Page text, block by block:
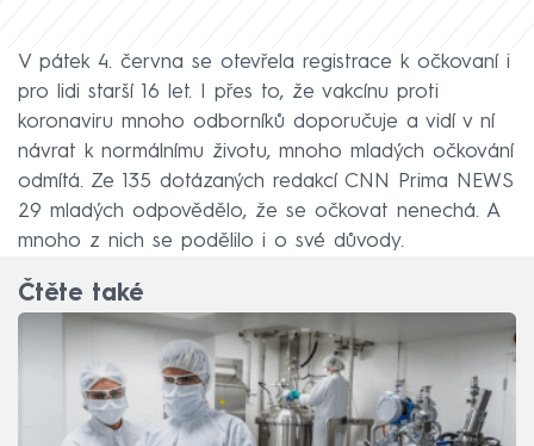
V pátek 4. června se otevřela registrace k očkovaní i
pro lidi starší 16 let. I přes to, že vakcínu proti
koronaviru mnoho odborníků doporučuje a vidí v ní
návrat k normálnímu životu, mnoho mladých očkování
odmítá. Ze 135 dotázaných redakcí CNN Prima NEWS
29 mladých odpovědělo, že se očkovat nenechá. A
mnoho z nich se podělilo i o své důvody.
Čtěte také